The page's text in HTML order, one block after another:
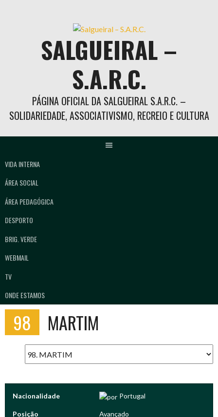
SALGUEIRAL –
S.A.R.C.
PÁGINA OFICIAL DA SALGUEIRAL S.A.R.C. –
SOLIDARIEDADE, ASSOCIATIVISMO, RECREIO E CULTURA
VIDA INTERNA
ÁREA SOCIAL
ÁREA PEDAGÓGICA
DESPORTO
BRIG. VERDE
WEBMAIL
TV
ONDE ESTAMOS
98 MARTIM
Nacionalidade Portugal
Posição Avançado